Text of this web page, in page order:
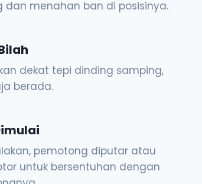
dan menahan ban di posisinya.
dekat tepi dinding samping,
berada.
pemotong diputar atau
untuk bersentuhan dengan